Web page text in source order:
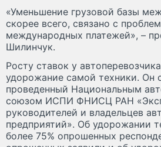
«Уменьшение грузовой базы
скорее всего, связано с
международных платежей», –
Шилинчук.
Росту ставок у
удорожание самой техники. Он
проведенный Национальным
союзом ИСПИ ФНИСЦ РАН
руководителей и владельцев
предприятий». Об удорожании
более 75% опрошенных